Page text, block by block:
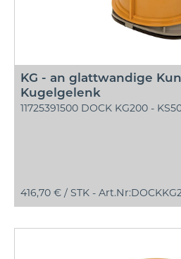
KG - an glattwandige
Kugelgelenk
11725391500 DOCK KG200 -
416,70 € / STK -